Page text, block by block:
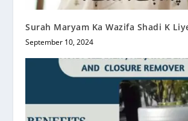
Surah Maryam Ka Wazifa Shadi K
September 10, 2024